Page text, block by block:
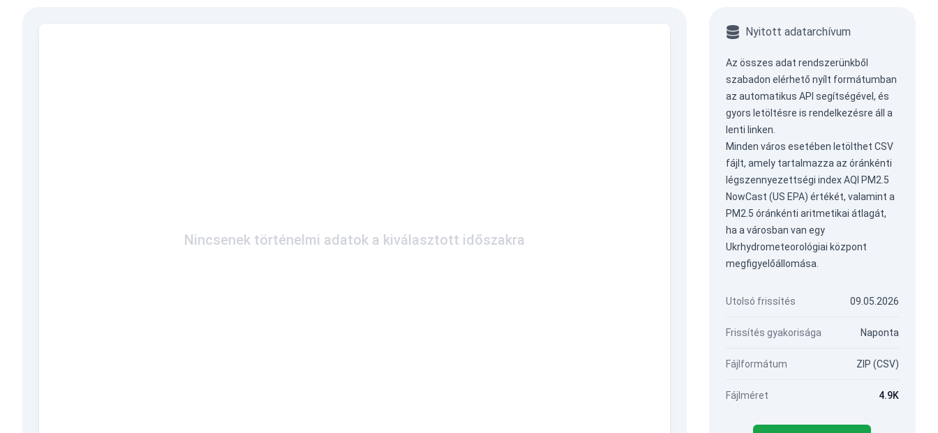
Nincsenek történelmi adatok a kiválasztott időszakra
Nyitott adatarchívum
Az összes adat rendszerünkből
szabadon elérhető nyílt formátumban
az automatikus API segítségével, és
gyors letöltésre is rendelkezésre áll a
lenti linken.
Minden város esetében letölthet CSV
fájlt, amely tartalmazza az óránkénti
légszennyezettségi index AQI PM2.5
NowCast (US EPA) értékét, valamint a
PM2.5 óránkénti aritmetikai átlagát,
ha a városban van egy
Ukrhydrometeorológiai központ
megfigyelőállomása.
Utolsó frissítés 09.05.2026
Frissítés gyakorisága Naponta
Fájlformátum ZIP (CSV)
Fájlméret 4.9K